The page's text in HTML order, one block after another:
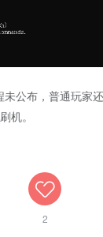
公布，普通玩家
机。
2